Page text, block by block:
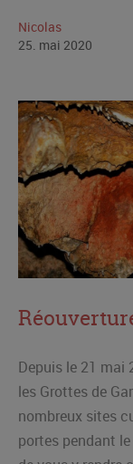
Nicolas
25 mai 2020
Depuis le 21 mai
les Grottes de
nombreux sites
portes pendant